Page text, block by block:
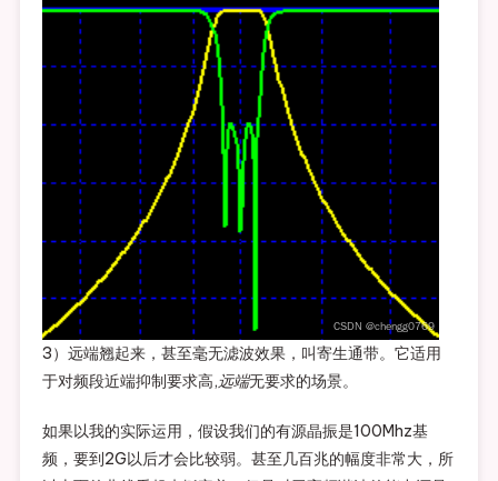
3）远端翘起来，甚至毫无滤波效果，叫寄生通带。它适用
于对频段近端抑制要求高,远端无要求的场景。
如果以我的实际运用，假设我们的有源晶振是100Mhz基
频，要到2G以后才会比较弱。甚至几百兆的幅度非常大，所